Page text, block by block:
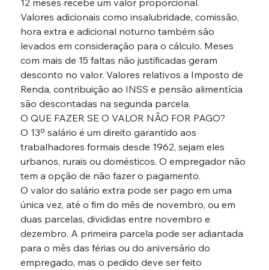
12 meses recebe um valor proporcional.
Valores adicionais como insalubridade, comissão,
hora extra e adicional noturno também são
levados em consideração para o cálculo. Meses
com mais de 15 faltas não justificadas geram
desconto no valor. Valores relativos a Imposto de
Renda, contribuição ao INSS e pensão alimentícia
são descontadas na segunda parcela.
O QUE FAZER SE O VALOR NÃO FOR PAGO?
O 13º salário é um direito garantido aos
trabalhadores formais desde 1962, sejam eles
urbanos, rurais ou domésticos. O empregador não
tem a opção de não fazer o pagamento.
O valor do salário extra pode ser pago em uma
única vez, até o fim do mês de novembro, ou em
duas parcelas, divididas entre novembro e
dezembro. A primeira parcela pode ser adiantada
para o mês das férias ou do aniversário do
empregado, mas o pedido deve ser feito